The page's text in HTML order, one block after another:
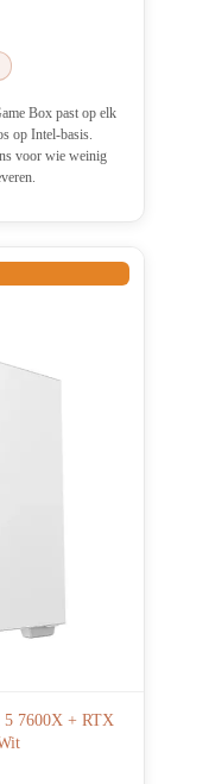
Box past op elk
op Intel-basis.
voor wie weinig
5 7600X + RTX